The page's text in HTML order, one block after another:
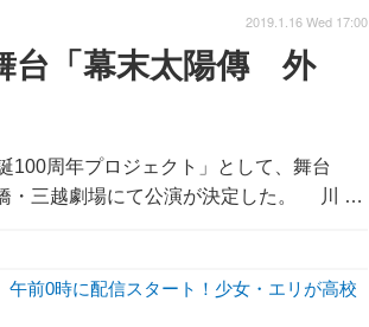
台「幕末太陽傳 外
100周年プロジェクト」として、舞台
・三越劇場にて公演が決定した。 川 …
2019.1.16 Wed 17:00
午前0時に配信スタート！少女・エリが高校